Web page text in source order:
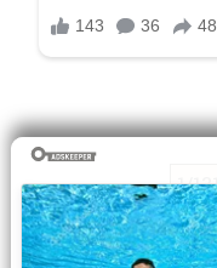
1/
Перейти